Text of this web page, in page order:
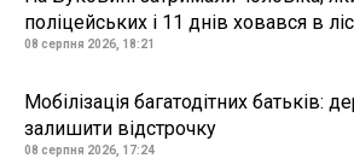
поліцейських і 11 днів ховався в
08 серпня 2026, 18:21
Мобілізація багатодітних батьків:
залишити відстрочку
08 серпня 2026, 17:24